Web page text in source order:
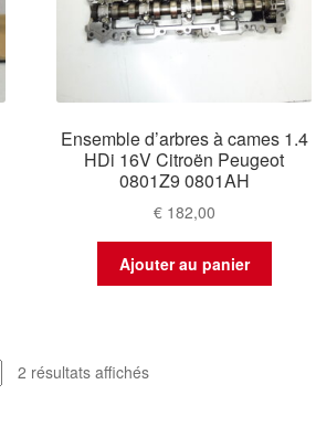
Ensemble d’arbres à cames 1.4
HDi 16V Citroën Peugeot
0801Z9 0801AH
€182,00
Ajouter au panier
2 résultats affichésTrié